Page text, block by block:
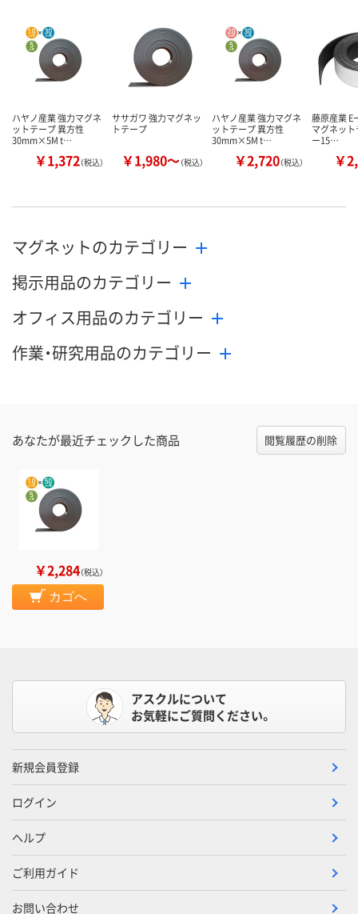
ハヤノ産業 強力マグネ
ットテープ 異方性
30mm×5M t…
￥1,372（税込）
ササガワ 強力マグネッ
トテープ
￥1,980～（税込）
ハヤノ産業 強力マグネ
ットテープ 異方性
30mm×5M t…
￥2,720（税込）
藤原産業 E
マグネット
ー15…
￥
マグネットのカテゴリー
掲示用品のカテゴリー
オフィス用品のカテゴリー
作業・研究用品のカテゴリー
あなたが最近チェックした商品 閲覧履歴の削除
￥2,284（税込）
カゴへ
アスクルについて
お気軽にご質問ください。
新規会員登録
ログイン
ヘルプ
ご利用ガイド
お問い合わせ